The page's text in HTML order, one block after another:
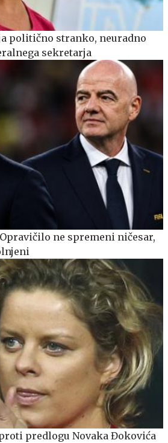
politično stranko, neuradno
sekretarja
ne spremeni ničesar,
predlogu Novaka Đokovića